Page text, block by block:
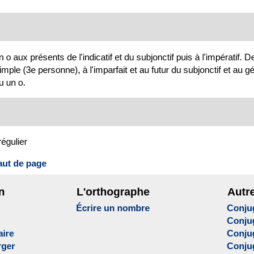
aux présents de l'indicatif et du subjonctif puis à l'impératif.
(3e personne), à l'imparfait et au futur du subjonctif et au
un o.
de page
L'orthographe
Écrire un nombre